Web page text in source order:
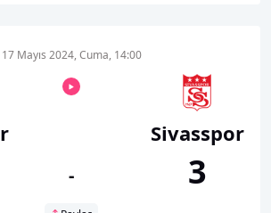
17 Mayıs 2024, Cuma, 14:00
-
Sivasspor
3